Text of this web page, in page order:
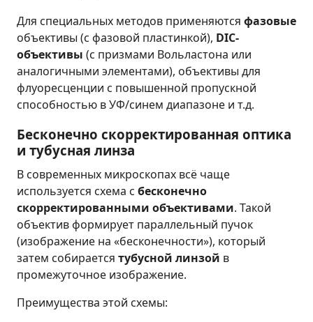
Для специальных методов применяются фазовые
объективы (с фазовой пластинкой), DIC-
объективы (с призмами Вольластона или
аналогичными элементами), объективы для
флуоресценции с повышенной пропускной
способностью в УФ/синем диапазоне и т.д.
Бесконечно скорректированная оптика
и тубусная линза
В современных микроскопах всё чаще
используется схема с бесконечно
скорректированными объективами. Такой
объектив формирует параллельный пучок
(изображение на «бесконечности»), который
затем собирается тубусной линзой в
промежуточное изображение.
Преимущества этой схемы: